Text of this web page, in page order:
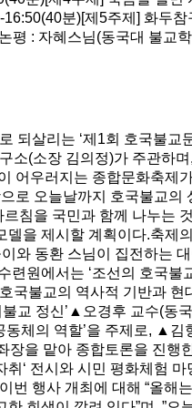
분)[제5주제] 화두
평 : 자혜스님(동국대 불
되살리는 ‘제1회 호국불
소(소장 김의정)가 주관하
어우러지는 종합문화축
로 오늘날까지 호국불교
을 국민과 함께 나누는
을 제시할 계획이다.축
와 동환 스님이 집전하
원에서는 ‘조선의 호국
국불교의 역사적 기반과
교 정신’▲오경후 교수(
체의 역할’을 주제로, ▲
을 맡아 종합토론을 진행
‘ 전시와 시민 평화체험
행사 개최에 대해 “올